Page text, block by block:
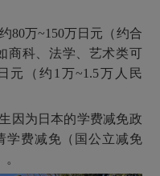
80万~150万日元（约合
商科、法学、艺术类可
元（约1万~1.5万人民
因为日本的学费减免政
学费减免（国公立减免